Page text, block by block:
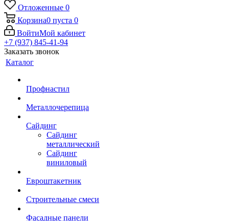
Отложенные 0
Корзина0 пуста 0
ВойтиМой кабинет
+7 (937) 845-41-94
Заказать звонок
Каталог
Профнастил
Металлочерепица
Сайдинг
Сайдинг
металлический
Сайдинг
виниловый
Евроштакетник
Строительные смеси
Фасадные панели